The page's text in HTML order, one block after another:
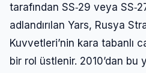
tarafından SS‑29 veya
adlandırılan Yars, Rusya
Kuvvetleri’nin kara tabanlı
bir rol üstlenir. 2010’dan bu